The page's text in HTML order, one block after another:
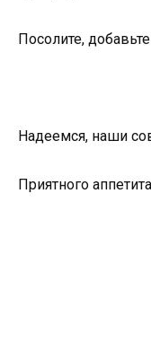
Посолите,
Надеемся, наши
Приятного